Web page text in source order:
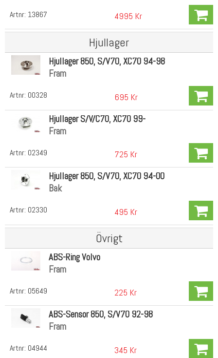
Artnr: 13867 4995 Kr
Hjullager
Artnr: 00328
Hjullager 850, S/V70, XC70 94-98
Fram
695 Kr
Artnr: 02349
Hjullager S/V/C70, XC70 99-
Fram
725 Kr
Artnr: 02330
Hjullager 850, S/V70, XC70 94-00
Bak
495 Kr
Övrigt
Artnr: 05649
ABS-Ring Volvo
Fram
225 Kr
Artnr: 04944
ABS-Sensor 850, S/V70 92-98
Fram
345 Kr